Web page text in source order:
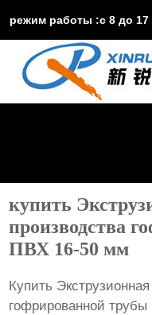
режим работы :с 8 до
vira@xinruisuji.com
купить
производства
ПВХ 16-50 мм
Купить
гофрированной